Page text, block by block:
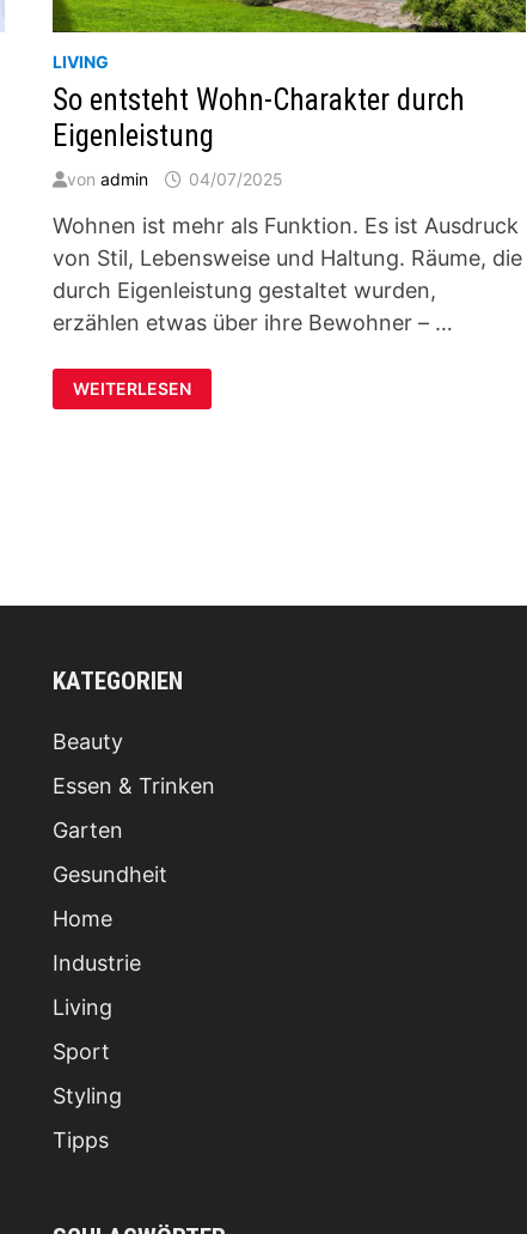
LIVING
So entsteht Wohn-Charakter durch
Eigenleistung
vonadmin 04/07/2025
Wohnen ist mehr als Funktion. Es ist Ausdruck
von Stil, Lebensweise und Haltung. Räume, die
durch Eigenleistung gestaltet wurden,
erzählen etwas über ihre Bewohner – …
SO
ENTSTEHT
WOHN-
WEITERLESEN
KATEGORIEN
Beauty
Essen & Trinken
Garten
Gesundheit
Home
Industrie
Living
Sport
Styling
Tipps